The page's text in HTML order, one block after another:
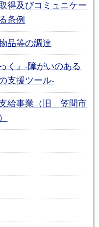
得及びコミュニケー
条例
品等の調達
く』‐障がいのある
支援ツール‐
給事業（旧 笠間市